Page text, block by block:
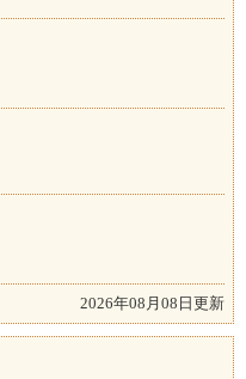
2026年08月08日更新